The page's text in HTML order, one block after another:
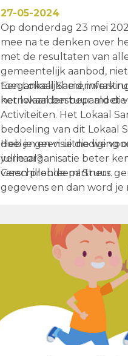
27-05-2024
Op donderdag 23 mei
mee na te denken over
met de resultaten van
gemeentelijk aanbod,
toegankelijkheid,
kernwaarden bepaald
Een Lokaal
het lokaal bestuur moet
Activiteiten. Het Lokaal
bedoeling van dit Lokaal
doelen en visie die we
jullie organisatie beter
verschillende partners.
Heb je geen uitnodiging
verhaal?
Geen probleem! Stuur
gegevens en dan word